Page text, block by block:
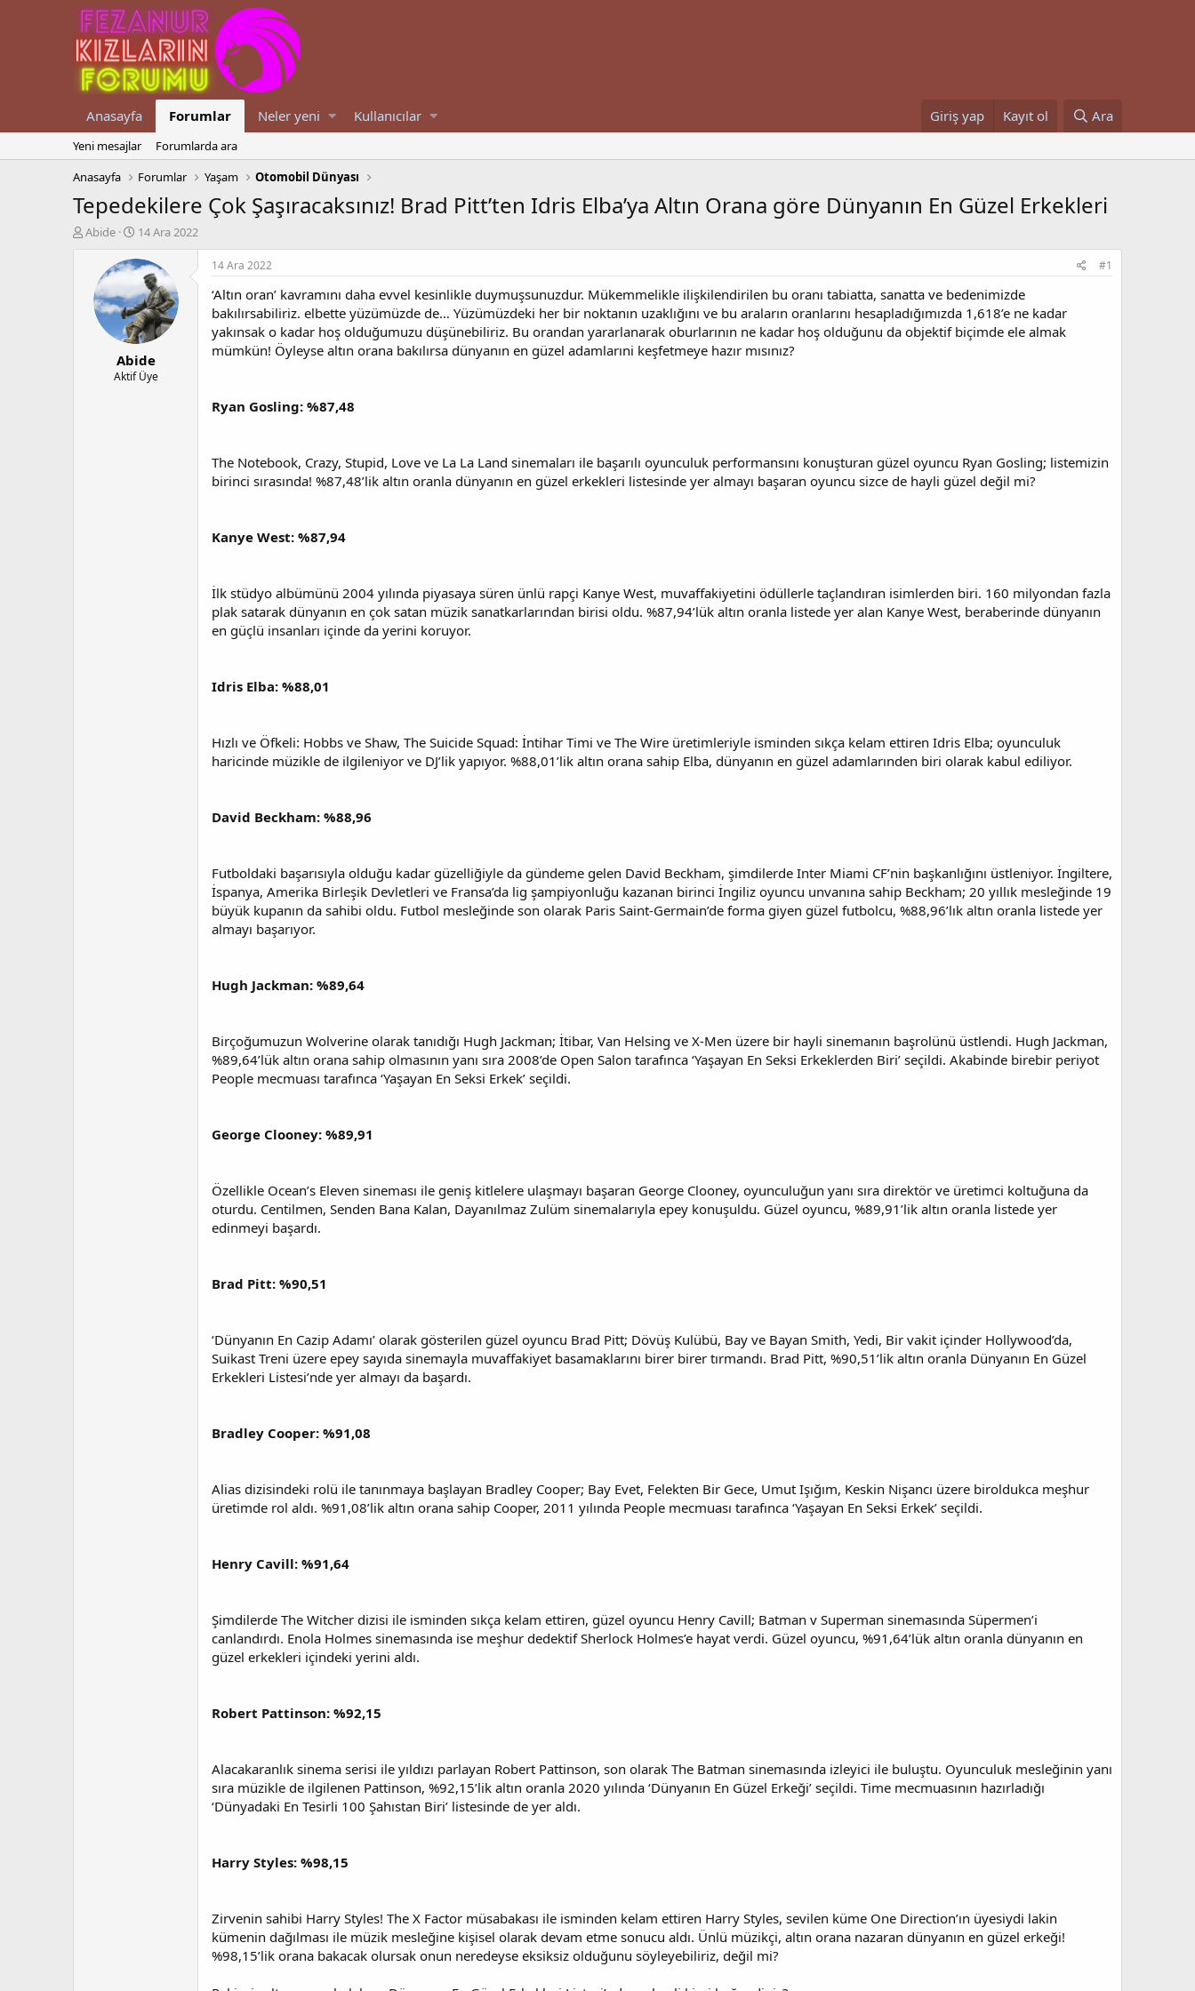
Anasayfa Forumlar Neler yeni Kullanıcılar Giriş yap Kayıt ol Ara
Yeni mesajlar
Forumlarda ara
Anasayfa
Forumlar Yaşam Otomobil Dünyası
Tepedekilere Çok Şaşıracaksınız! Brad Pitt’ten Idris Elba’ya Altın Orana göre Dünyanın En Güzel Erkekleri
K
Abide
B
ş
a
n
g
ı
ç
t
14 Ara 2022
Abide
Aktif Üye
14 Ara 2022 #1
‘Altın oran’ kavramını daha evvel kesinlikle duymuşsunuzdur. Mükemmelikle ilişkilendirilen bu oranı tabiatta, sanatta ve bedenimizde
bakılırsabiliriz. elbette yüzümüzde de… Yüzümüzdeki her bir noktanın uzaklığını ve bu araların oranlarını hesapladığımızda 1,618’e ne kadar
yakınsak o kadar hoş olduğumuzu düşünebiliriz. Bu orandan yararlanarak oburlarının ne kadar hoş olduğunu da objektif biçimde ele almak
mümkün! Öyleyse altın orana bakılırsa dünyanın en güzel adamlarıni keşfetmeye hazır mısınız?
Ryan Gosling: %87,48
The Notebook, Crazy, Stupid, Love ve La La Land sinemaları ile başarılı oyunculuk performansını konuşturan güzel oyuncu Ryan Gosling; listemizin
birinci sırasında! %87,48’lik altın oranla dünyanın en güzel erkekleri listesinde yer almayı başaran oyuncu sizce de hayli güzel değil mi?
Kanye West: %87,94
İlk stüdyo albümünü 2004 yılında piyasaya süren ünlü rapçi Kanye West, muvaffakiyetini ödüllerle taçlandıran isimlerden biri. 160 milyondan fazla
plak satarak dünyanın en çok satan müzik sanatkarlarından birisi oldu. %87,94’lük altın oranla listede yer alan Kanye West, beraberinde dünyanın
en güçlü insanları içinde da yerini koruyor.
Idris Elba: %88,01
Hızlı ve Öfkeli: Hobbs ve Shaw, The Suicide Squad: İntihar Timi ve The Wire üretimleriyle isminden sıkça kelam ettiren Idris Elba; oyunculuk
haricinde müzikle de ilgileniyor ve DJ’lik yapıyor. %88,01’lik altın orana sahip Elba, dünyanın en güzel adamlarınden biri olarak kabul ediliyor.
David Beckham: %88,96
Futboldaki başarısıyla olduğu kadar güzelliğiyle da gündeme gelen David Beckham, şimdilerde Inter Miami CF’nin başkanlığını üstleniyor. İngiltere,
İspanya, Amerika Birleşik Devletleri ve Fransa’da lig şampiyonluğu kazanan birinci İngiliz oyuncu unvanına sahip Beckham; 20 yıllık mesleğinde 19
büyük kupanın da sahibi oldu. Futbol mesleğinde son olarak Paris Saint-Germain’de forma giyen güzel futbolcu, %88,96’lık altın oranla listede yer
almayı başarıyor.
Hugh Jackman: %89,64
Birçoğumuzun Wolverine olarak tanıdığı Hugh Jackman; İtibar, Van Helsing ve X-Men üzere bir hayli sinemanın başrolünü üstlendi. Hugh Jackman,
%89,64’lük altın orana sahip olmasının yanı sıra 2008’de Open Salon tarafınca ‘Yaşayan En Seksi Erkeklerden Biri’ seçildi. Akabinde birebir periyot
People mecmuası tarafınca ‘Yaşayan En Seksi Erkek’ seçildi.
George Clooney: %89,91
Özellikle Ocean’s Eleven sineması ile geniş kitlelere ulaşmayı başaran George Clooney, oyunculuğun yanı sıra direktör ve üretimci koltuğuna da
oturdu. Centilmen, Senden Bana Kalan, Dayanılmaz Zulüm sinemalarıyla epey konuşuldu. Güzel oyuncu, %89,91’lik altın oranla listede yer
edinmeyi başardı.
Brad Pitt: %90,51
‘Dünyanın En Cazip Adamı’ olarak gösterilen güzel oyuncu Brad Pitt; Dövüş Kulübü, Bay ve Bayan Smith, Yedi, Bir vakit içinder Hollywood’da,
Suikast Treni üzere epey sayıda sinemayla muvaffakiyet basamaklarını birer birer tırmandı. Brad Pitt, %90,51’lik altın oranla Dünyanın En Güzel
Erkekleri Listesi’nde yer almayı da başardı.
Bradley Cooper: %91,08
Alias dizisindeki rolü ile tanınmaya başlayan Bradley Cooper; Bay Evet, Felekten Bir Gece, Umut Işığım, Keskin Nişancı üzere biroldukca meşhur
üretimde rol aldı. %91,08’lik altın orana sahip Cooper, 2011 yılında People mecmuası tarafınca ‘Yaşayan En Seksi Erkek’ seçildi.
Henry Cavill: %91,64
Şimdilerde The Witcher dizisi ile isminden sıkça kelam ettiren, güzel oyuncu Henry Cavill; Batman v Superman sinemasında Süpermen’i
canlandırdı. Enola Holmes sinemasında ise meşhur dedektif Sherlock Holmes’e hayat verdi. Güzel oyuncu, %91,64’lük altın oranla dünyanın en
güzel erkekleri içindeki yerini aldı.
Robert Pattinson: %92,15
Alacakaranlık sinema serisi ile yıldızı parlayan Robert Pattinson, son olarak The Batman sinemasında izleyici ile buluştu. Oyunculuk mesleğinin yanı
sıra müzikle de ilgilenen Pattinson, %92,15’lik altın oranla 2020 yılında ‘Dünyanın En Güzel Erkeği’ seçildi. Time mecmuasının hazırladığı
‘Dünyadaki En Tesirli 100 Şahıstan Biri’ listesinde de yer aldı.
Harry Styles: %98,15
Zirvenin sahibi Harry Styles! The X Factor müsabakası ile isminden kelam ettiren Harry Styles, sevilen küme One Direction’ın üyesiydi lakin
kümenin dağılması ile müzik mesleğine kişisel olarak devam etme sonucu aldı. Ünlü müzikçi, altın orana nazaran dünyanın en güzel erkeği!
%98,15’lik orana bakacak olursak onun neredeyse eksiksiz olduğunu söyleyebiliriz, değil mi?